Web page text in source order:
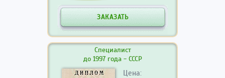
ЗАКАЗАТЬ
Специалист
до 1997 года - СССР
Цена: